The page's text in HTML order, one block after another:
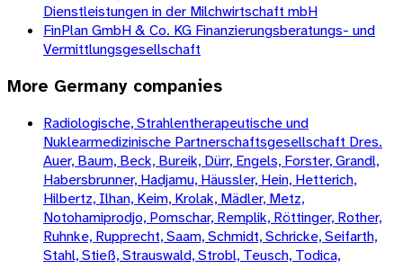
Dienstleistungen in der Milchwirtschaft mbH
FinPlan GmbH & Co. KG Finanzierungsberatungs- und
Vermittlungsgesellschaft
More Germany companies
Radiologische, Strahlentherapeutische und
Nuklearmedizinische Partnerschaftsgesellschaft Dres.
Auer, Baum, Beck, Bureik, Dürr, Engels, Forster, Grandl,
Habersbrunner, Hadjamu, Häussler, Hein, Hetterich,
Hilbertz, Ilhan, Keim, Krolak, Mädler, Metz,
Notohamiprodjo, Pomschar, Remplik, Röttinger, Rother,
Ruhnke, Rupprecht, Saam, Schmidt, Schricke, Seifarth,
Stahl, Stieß, Strauswald, Strobl, Teusch, Todica,